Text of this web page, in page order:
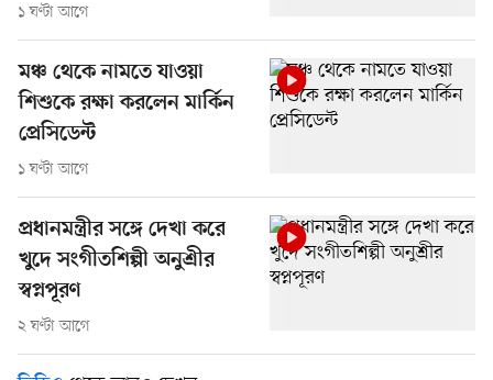
১ ঘণ্টা আগে
মঞ্চ থেকে নামতে যাওয়া
শিশুকে রক্ষা করলেন মার্কিন
প্রেসিডেন্ট
১ ঘণ্টা আগে
প্রধানমন্ত্রীর সঙ্গে দেখা করে
খুদে সংগীতশিল্পী অনুশ্রীর
স্বপ্নপূরণ
২ ঘণ্টা আগে